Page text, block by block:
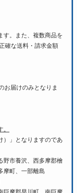
す。また、複数商品を
確な送料・請求金額
お届けのみとなりま
）」となりますのであ
野市養沢、西多摩郡檜
摩町、一部離島